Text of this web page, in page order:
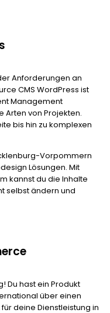
Anforderungen an
CMS WordPress ist
Management
Arten von Projekten.
bis hin zu komplexen
Vorpommern
Lösungen. Mit
kannst du die Inhalte
selbst ändern und
Du hast ein Produkt
über einen
deine Dienstleistung in